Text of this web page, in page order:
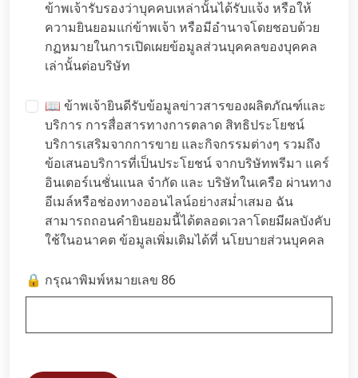
ข้าพเจ้ารับรองว่าบุคคบเหล่านั้นได้รับแจ้ง หรือให้
ความยินยอมแก่ข้าพเจ้า หรือมีอำนาจโดยชอบด้วย
กฏหมายในการเปิดเผยข้อมูลส่วนบุคคลของบุคคล
เล่านั้นต่อบริษัท
📖 ข้าพเจ้ายินดีรับข้อมูลข่าวสารของผลิตภัณฑ์และ
บริการ การสื่อสารทางการตลาด สิทธิประโยชน์
บริการเสริมจากการขาย และกิจกรรมต่างๆ รวมถึง
ข้อเสนอบริการที่เป็นประโยชน์ จากบริษัทพรีมา แคร์
อินเตอร์เนชั่นแนล จำกัด และ บริษัทในเครือ ผ่านทาง
อีเมล์หรือช่องทางออนไลน์อย่างสม่ำเสมอ ฉัน
สามารถถอนคำยินยอมนี้ได้ตลอดเวลาโดยมีผลบังคับ
ใช้ในอนาคต ข้อมูลเพิ่มเติมได้ที่ นโยบายส่วนบุคคล
🔒 กรุณาพิมพ์หมายเลข 86